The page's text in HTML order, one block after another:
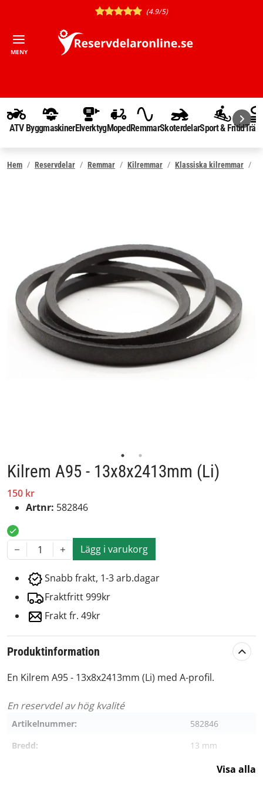
(4.9/5)
MENY
ATV ByggmaskinerElverktygMopedRemmarSkoterdelarSport & Fritid
Hem Reservdelar Remmar Kilremmar Klassiska kilremmar
Kilrem A95 - 13x8x2413mm (Li)
150 kr
Artnr: 582846
1 Lägg i varukorg
Snabb frakt, 1-3 arb.dagar
Fraktfritt 999kr
Frakt fr. 49kr
Produktinformation
En Kilrem A95 - 13x8x2413mm (Li) med A-profil.
En reservdel av hög kvalité
Artikelnummer:
582846
Bredd:
13 mm
Visa alla